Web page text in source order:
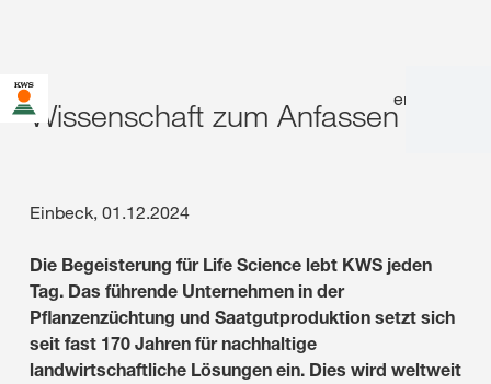
en
Wissenschaft zum Anfassen
Einbeck, 01.12.2024
Die Begeisterung für Life Science lebt KWS jeden
Tag. Das führende Unternehmen in der
Pflanzenzüchtung und Saatgutproduktion setzt sich
seit fast 170 Jahren für nachhaltige
landwirtschaftliche Lösungen ein. Dies wird weltweit